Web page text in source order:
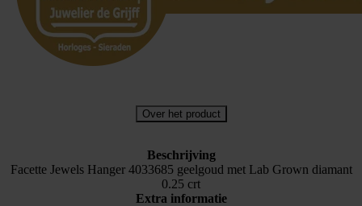
Over het product
Beschrijving
Facette Jewels Hanger 4033685 geelgoud met Lab Grown diamant
0.25 crt
Extra informatie